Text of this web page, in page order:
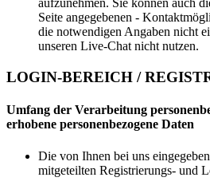
aufzunehmen. Sie können auch
Seite angegebenen -
die notwendigen Angaben nicht
unseren Live-Chat nicht nutzen.
LOGIN-BEREICH /
Umfang der Verarbeitung
erhobene personenbezogene Daten
Die von Ihnen bei uns
mitgeteilten Registrierungs- und